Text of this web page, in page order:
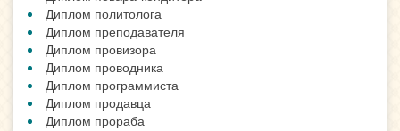
Диплом политолога
Диплом преподавателя
Диплом провизора
Диплом проводника
Диплом программиста
Диплом продавца
Диплом прораба